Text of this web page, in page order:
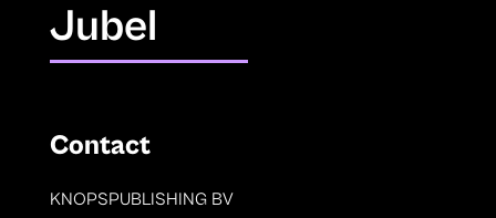
Jubel
Contact
KNOPSPUBLISHING BV